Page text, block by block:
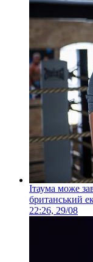
Ітаума може
британський
22:26, 29/08